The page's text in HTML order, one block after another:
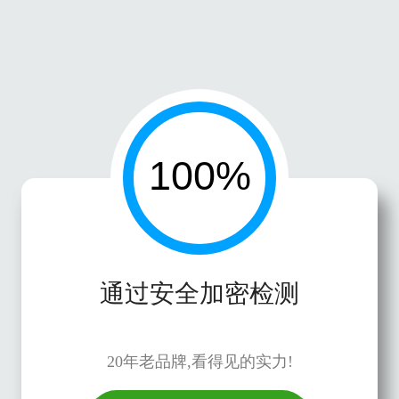
通过安全加密检测
20年老品牌,看得见的实力!